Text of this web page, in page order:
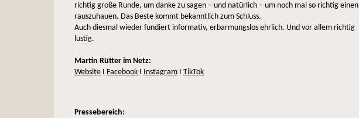
richtig große Runde, um danke zu sagen – und natürlich – um noch mal so richtig einen
rauszuhauen. Das Beste kommt bekanntlich zum Schluss.
Auch diesmal wieder fundiert informativ, erbarmungslos ehrlich. Und vor allem richtig
lustig.
Martin Rütter im Netz:
Website I Facebook I Instagram I TikTok
Pressebereich: